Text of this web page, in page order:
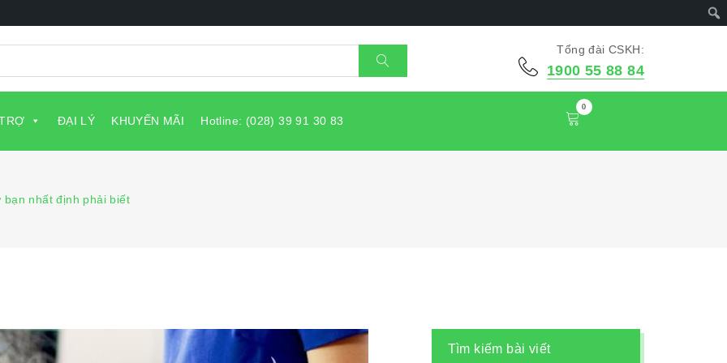
Tổng đài CSKH:
1900 55 88 84
ĐẠI LÝ KHUYẾN MÃI Hotline: (028) 39 91 30 83
0
nhất định phải biết
Tìm kiếm bài viết